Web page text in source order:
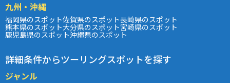
九州・沖縄
福岡県のスポット佐賀県のスポット長崎県のスポット
熊本県のスポット大分県のスポット宮崎県のスポット
鹿児島県のスポット沖縄県のスポット
詳細条件からツーリングスポットを探す
ジャンル